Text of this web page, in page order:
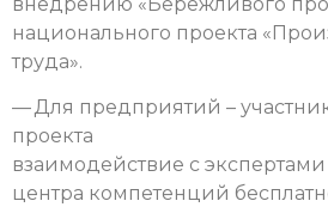
национального проекта
труда».
— Для предприятий –
проекта
взаимодействие с
центра компетенций